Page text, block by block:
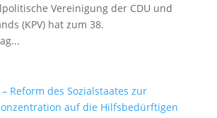
Vereinigung der CDU und
(KPV) hat zum 38.